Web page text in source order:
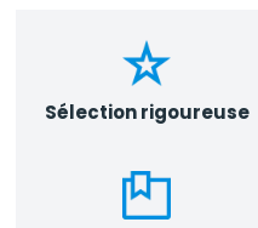
Sélection rigoureuse